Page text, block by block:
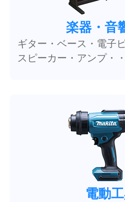
楽器・音
ギター・ベース・電子
スピーカー・アンプ・
電動